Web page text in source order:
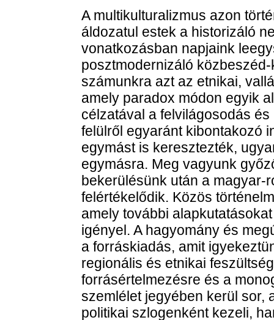
A multikulturalizmus azon
áldozatul estek a historizáló
vonatkozásban napjaink
posztmodernizáló
számunkra azt az etnikai,
amely paradox módon egyik
célzatával a felvilágosodás
felülről egyaránt kibontakozó
egymást is keresztezték,
egymásra. Meg vagyunk
bekerülésünk után a magyar-
felértékelődik. Közös
amely további
igényel. A hagyomány és
a forráskiadás, amit
regionális és etnikai
forrásértelmezésre és a
szemlélet jegyében kerül sor,
politikai szlogenként kezeli,